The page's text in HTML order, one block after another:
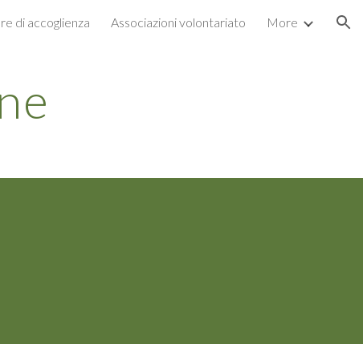
di accoglienza Associazioni volontariato More